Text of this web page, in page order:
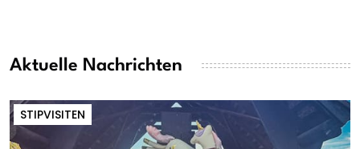
Aktuelle Nachrichten
STIPVISITEN